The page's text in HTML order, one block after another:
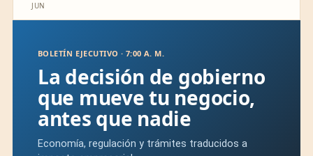
JUN
BOLETÍN EJECUTIVO · 7:00 A. M.
La decisión de gobierno
que mueve tu negocio,
antes que nadie
Economía, regulación y trámites traducidos a